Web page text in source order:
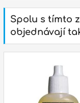
Spolu s tímto
objednávají